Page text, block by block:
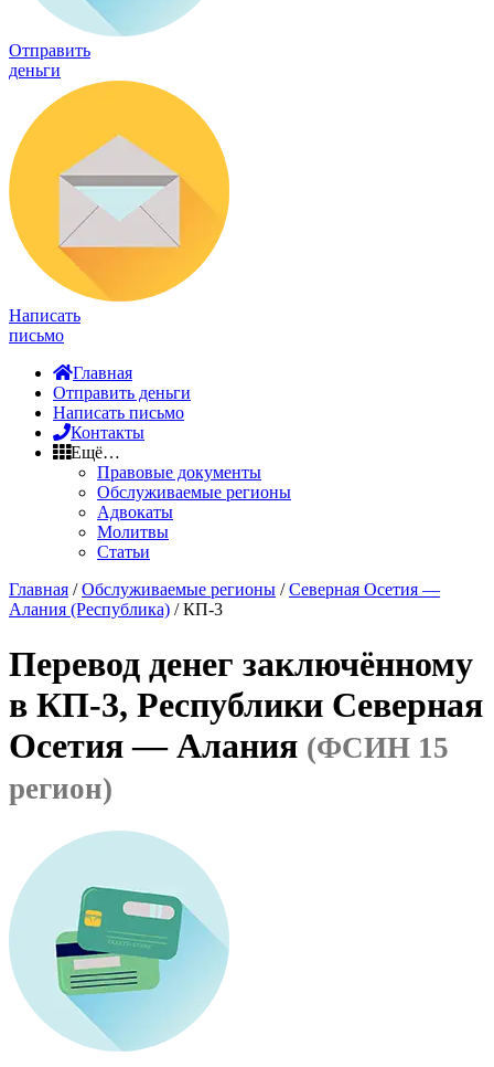
Отправить
деньги
Написать
письмо
Главная
Отправить деньги
Написать письмо
Контакты
Ещё…
Правовые документы
Обслуживаемые регионы
Адвокаты
Молитвы
Статьи
Главная /Обслуживаемые регионы /Северная Осетия —
Алания (Республика) / КП-3
Перевод денег заключённому
в КП-3, Республики Северная
Осетия — Алания (ФСИН 15
регион)